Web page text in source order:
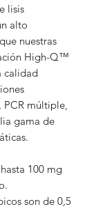
lisis
alto
nuestras
High-Q™
calidad
múltiple,
gama de
100 mg
son de 0,5